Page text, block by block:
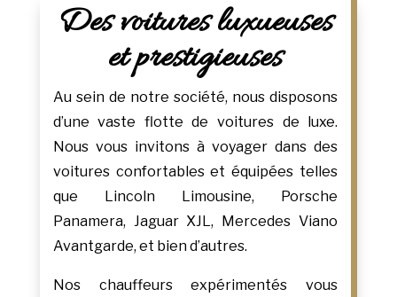
Des voitures luxueuses
et prestigieuses
Au sein de notre société, nous disposons
d’une vaste flotte de voitures de luxe.
Nous vous invitons à voyager dans des
voitures confortables et équipées telles
que Lincoln Limousine, Porsche
Panamera, Jaguar XJL, Mercedes Viano
Avantgarde, et bien d’autres.
Nos chauffeurs expérimentés vous